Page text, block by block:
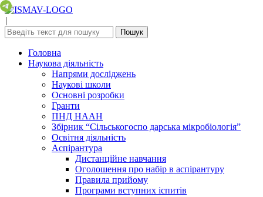
|
Головна
Наукова діяльність
Напрями досліджень
Наукові школи
Основні розробки
Гранти
ПНД НААН
Збірник “Сільськогоспо дарська мікробіологія”
Освітня діяльність
Аспірантура
Дистанційне навчання
Оголошення про набір в аспірантуру
Правила прийому
Програми вступних іспитів